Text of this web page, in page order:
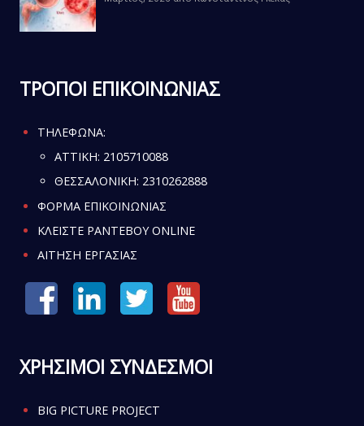
ΤΡΟΠΟΙ ΕΠΙΚΟΙΝΩΝΙΑΣ
ΤΗΛΕΦΩΝΑ:
ATTIKH: 2105710088
ΘΕΣΣΑΛΟΝΙΚΗ: 2310262888
ΦΟΡΜΑ ΕΠΙΚΟΙΝΩΝΙΑΣ
ΚΛΕΙΣΤΕ ΡΑΝΤΕΒΟΥ ONLINE
ΑΙΤΗΣΗ ΕΡΓΑΣΙΑΣ
ΧΡΗΣΙΜΟΙ ΣΥΝΔΕΣΜΟΙ
BIG PICTURE PROJECT